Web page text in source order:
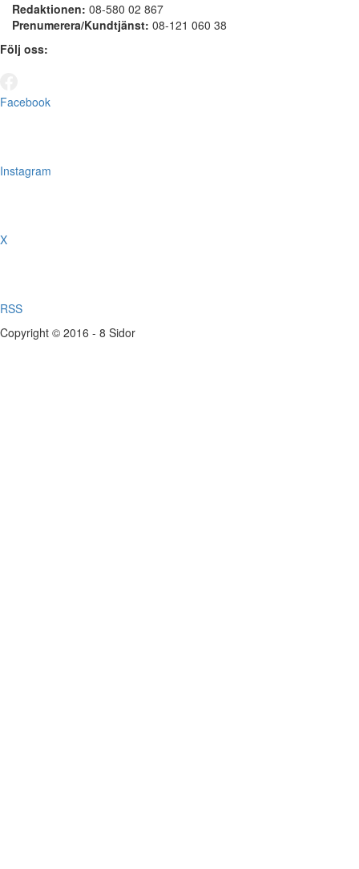
Redaktionen: 08-580 02 867
Prenumerera/Kundtjänst: 08-121 060 38
Följ oss:
Facebook
Instagram
X
RSS
Copyright © 2016 - 8 Sidor